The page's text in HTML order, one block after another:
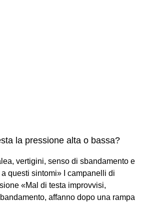
la pressione alta o bassa?
vertigini, senso di sbandamento e
questi sintomi» I campanelli di
«Mal di testa improvvisi,
affanno dopo una rampa